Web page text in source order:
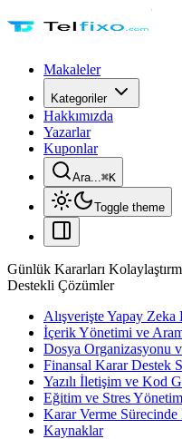
Makaleler
Kategoriler
Hakkımızda
Yazarlar
Kuponlar
Ara...⌘K
Toggle theme
Günlük Kararları
Destekli Çözümler
Alışverişte Yapay Zeka
İçerik Yönetimi ve
Dosya Organizasyonu
Finansal Karar Destek
Yazılı İletişim ve Kod
Eğitim ve Stres
Karar Verme
Kaynaklar